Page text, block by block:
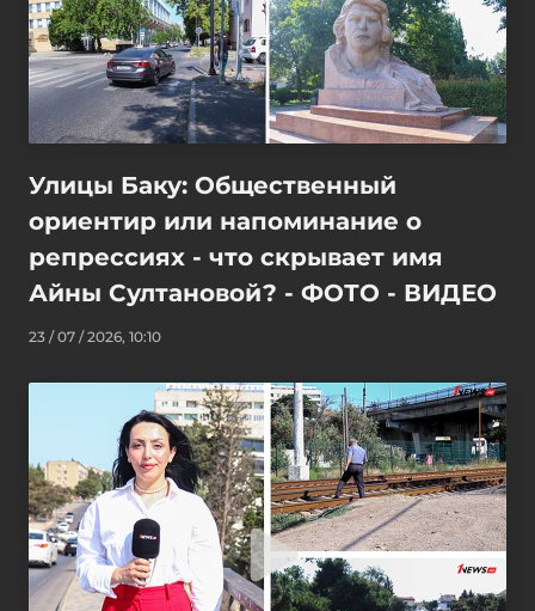
Улицы Баку: Общественный
ориентир или напоминание о
репрессиях - что скрывает имя
Айны Султановой? - ФОТО - ВИДЕО
23 / 07 / 2026, 10:10